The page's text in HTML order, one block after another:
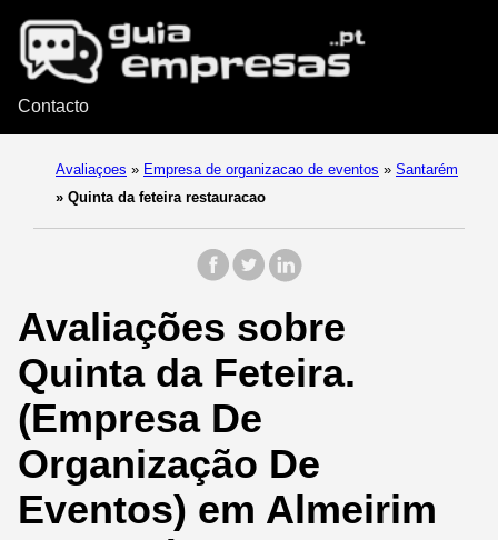
Contacto
Avaliaçoes » Empresa de organizacao de eventos » Santarém
» Quinta da feteira restauracao
Avaliações sobre
Quinta da Feteira.
(Empresa De
Organização De
Eventos) em Almeirim